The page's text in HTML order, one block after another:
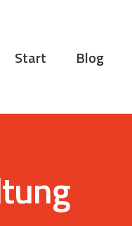
Start Blog
BLOG
KONTAKT